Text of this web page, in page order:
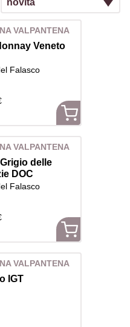
l’Amarone e il
la Cesolina e
VALPANTENA
Veneto
Falasco
VALPANTENA
delle
DOC
Falasco
VALPANTENA
IGT